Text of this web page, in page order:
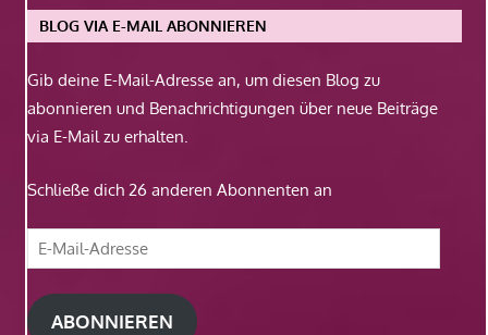
BLOG VIA E-MAIL ABONNIEREN
Gib deine E-Mail-Adresse an, um diesen Blog zu
abonnieren und Benachrichtigungen über neue Beiträge
via E-Mail zu erhalten.
Schließe dich 26 anderen Abonnenten an
E-
Mail-
Adresse
ABONNIEREN